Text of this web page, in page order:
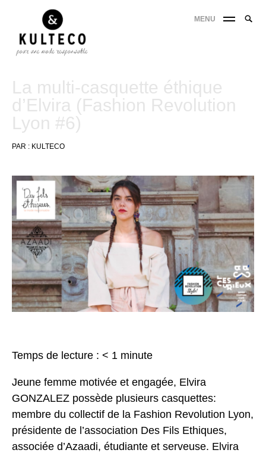
MENU
La multi-casquette éthique
d’Elvira (Fashion Revolution
Lyon #6)
PAR : KULTECO
Temps de lecture : < 1 minute
Jeune femme motivée et engagée, Elvira
GONZALEZ possède plusieurs casquettes:
membre du collectif de la Fashion Revolution Lyon,
présidente de l’association Des Fils Ethiques,
associée d’Azaadi, étudiante et serveuse. Elvira